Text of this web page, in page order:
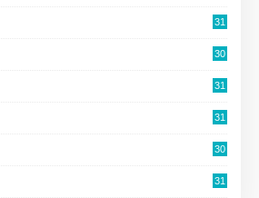
31
30
31
31
30
31